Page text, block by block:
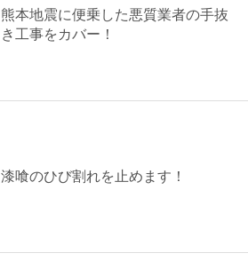
熊本地震に便乗した悪質業者の手抜
き工事をカバー！
漆喰のひび割れを止めます！